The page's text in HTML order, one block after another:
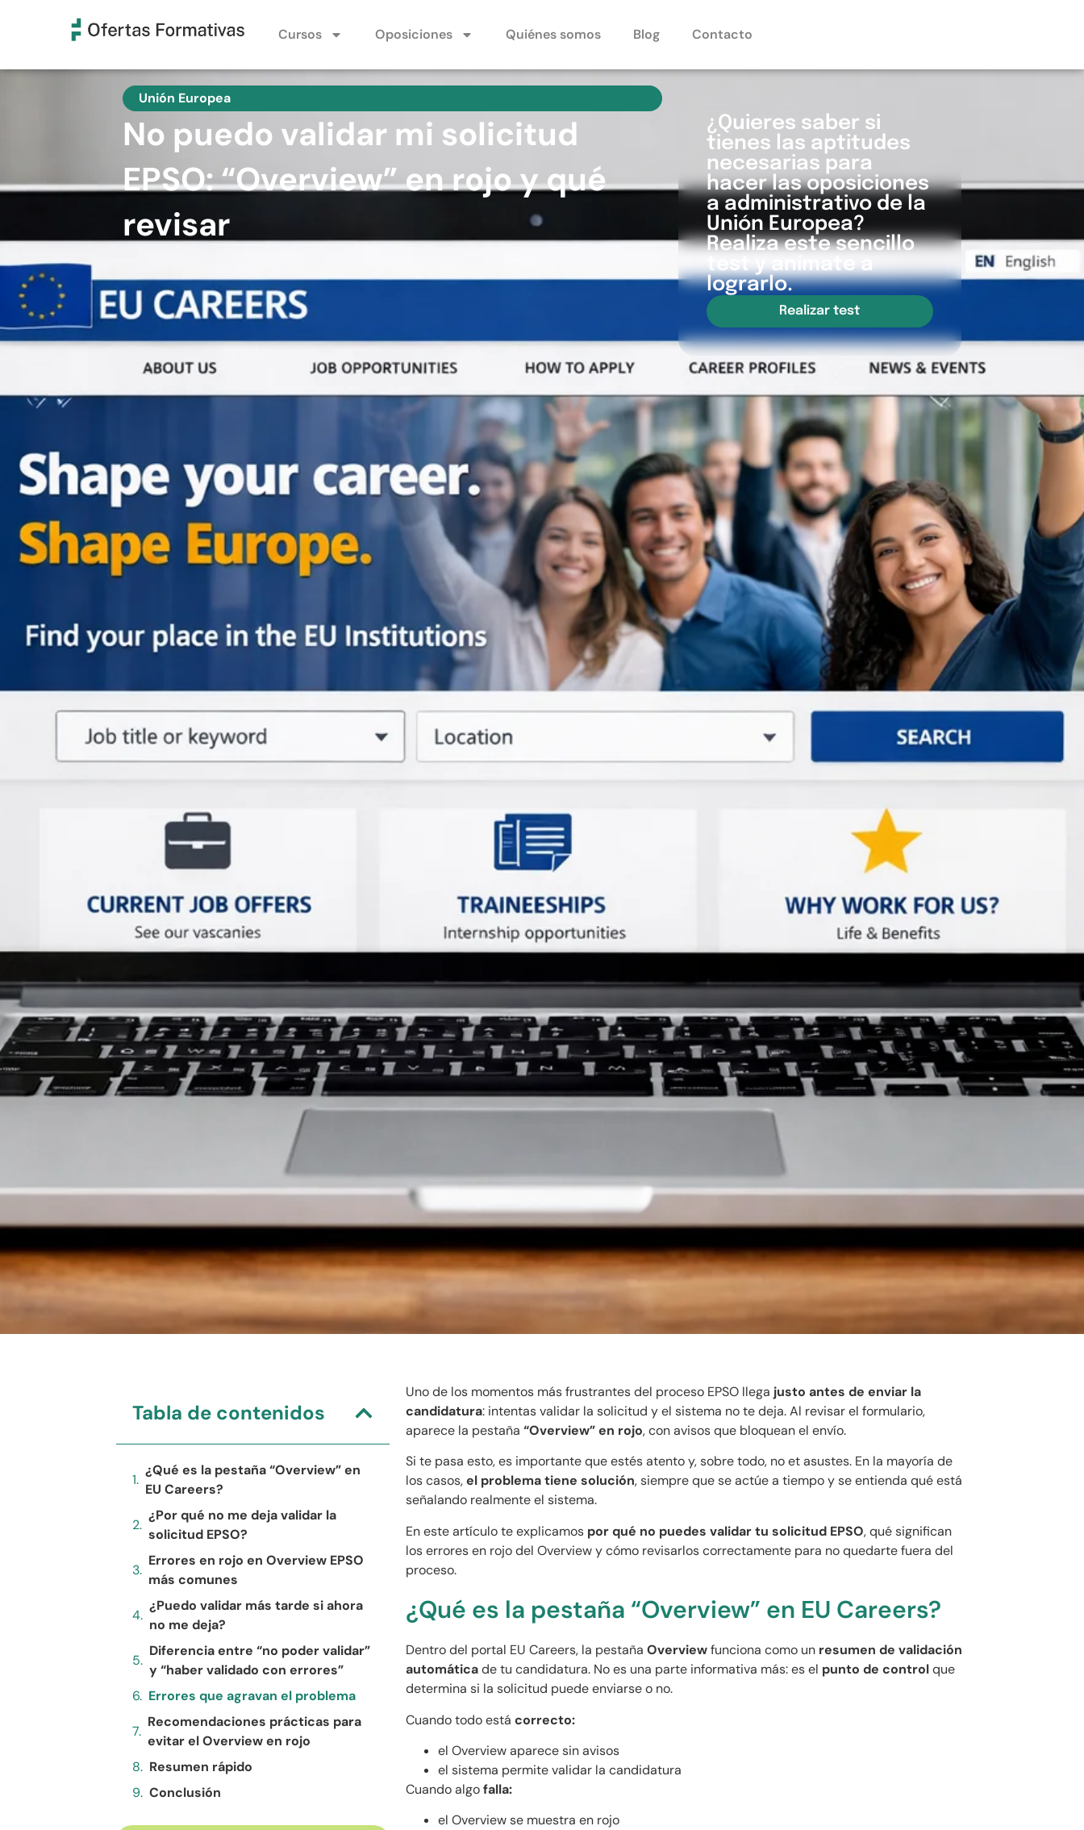
Cursos Oposiciones Quiénes somos Blog Contacto
Unión Europea
No puedo validar mi solicitud
EPSO: “Overview” en rojo y qué
revisar
¿Quieres saber si
tienes las aptitudes
necesarias para
hacer las oposiciones
a administrativo de la
Unión Europea?
Realiza este sencillo
test y anímate a
lograrlo.
Realizar test
Tabla de contenidos
¿Qué es la pestaña “Overview” en
EU Careers?
¿Por qué no me deja validar la
solicitud EPSO?
Errores en rojo en Overview EPSO
más comunes
¿Puedo validar más tarde si ahora
no me deja?
Diferencia entre “no poder validar”
y “haber validado con errores”
Errores que agravan el problema
Recomendaciones prácticas para
evitar el Overview en rojo
Resumen rápido
Conclusión
Uno de los momentos más frustrantes del proceso EPSO llega justo antes de enviar la
candidatura: intentas validar la solicitud y el sistema no te deja. Al revisar el formulario,
aparece la pestaña “Overview” en rojo, con avisos que bloquean el envío.
Si te pasa esto, es importante que estés atento y, sobre todo, no et asustes. En la mayoría de
los casos,el problema tiene solución, siempre que se actúe a tiempo y se entienda qué está
señalando realmente el sistema.
En este artículo te explicamos por qué no puedes validar tu solicitud EPSO, qué significan
los errores en rojo del Overview y cómo revisarlos correctamente para no quedarte fuera del
proceso.
¿Qué es la pestaña “Overview” en EU Careers?
Dentro del portal EU Careers, la pestaña Overviewfunciona como un resumen de validación
automáticade tu candidatura. No es una parte informativa más: es el punto de controlque
determina si la solicitud puede enviarse o no.
Cuando todo está correcto:
el Overview aparece sin avisos
el sistema permite validar la candidatura
Cuando algofalla:
el Overview se muestra en rojo